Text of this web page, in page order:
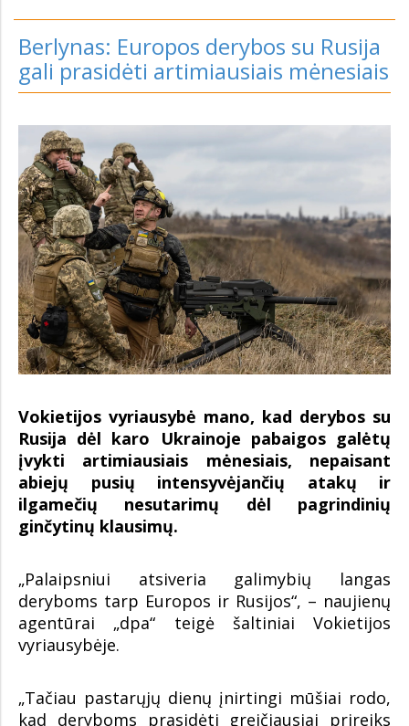
Berlynas: Europos derybos su Rusija
gali prasidėti artimiausiais mėnesiais
Vokietijos vyriausybė mano, kad derybos su
Rusija dėl karo Ukrainoje pabaigos galėtų
įvykti artimiausiais mėnesiais, nepaisant
abiejų pusių intensyvėjančių atakų ir
ilgamečių nesutarimų dėl pagrindinių
ginčytinų klausimų.
„Palaipsniui atsiveria galimybių langas
deryboms tarp Europos ir Rusijos“, – naujienų
agentūrai „dpa“ teigė šaltiniai Vokietijos
vyriausybėje.
„Tačiau pastarųjų dienų įnirtingi mūšiai rodo,
kad deryboms prasidėti greičiausiai prireiks